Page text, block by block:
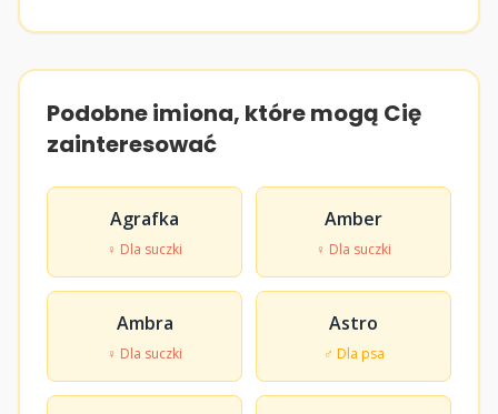
Podobne imiona, które mogą Cię
zainteresować
Agrafka
♀ Dla suczki
Amber
♀ Dla suczki
Ambra
♀ Dla suczki
Astro
♂ Dla psa